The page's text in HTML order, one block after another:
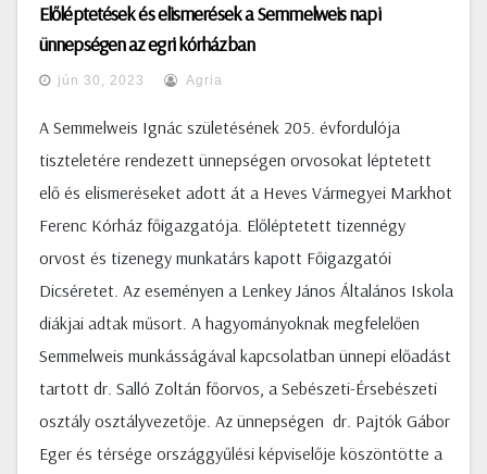
Előléptetések és elismerések a Semmelweis napi
ünnepségen az egri kórházban
jún 30, 2023 Agria
A Semmelweis Ignác születésének 205. évfordulója
tiszteletére rendezett ünnepségen orvosokat léptetett
elő és elismeréseket adott át a Heves Vármegyei Markhot
Ferenc Kórház főigazgatója. Előléptetett tizennégy
orvost és tizenegy munkatárs kapott Főigazgatói
Dicséretet. Az eseményen a Lenkey János Általános Iskola
diákjai adtak műsort. A hagyományoknak megfelelően
Semmelweis munkásságával kapcsolatban ünnepi előadást
tartott dr. Salló Zoltán főorvos, a Sebészeti-Érsebészeti
osztály osztályvezetője. Az ünnepségen dr. Pajtók Gábor
Eger és térsége országgyűlési képviselője köszöntötte a